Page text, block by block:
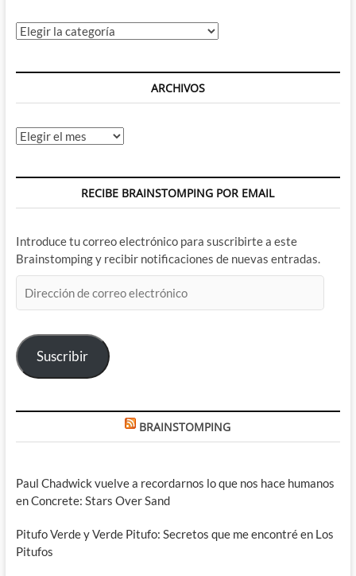
Categorías
ARCHIVOS
Archivos
RECIBE BRAINSTOMPING POR EMAIL
Introduce tu correo electrónico para suscribirte a este
Brainstomping y recibir notificaciones de nuevas entradas.
de
electrónico
Suscribir
BRAINSTOMPING
Paul Chadwick vuelve a recordarnos lo que nos hace humanos
en Concrete: Stars Over Sand
Pitufo Verde y Verde Pitufo: Secretos que me encontré en Los
Pitufos